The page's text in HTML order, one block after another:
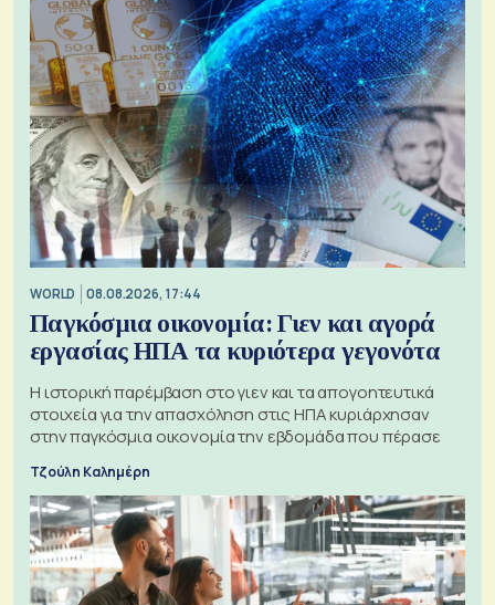
WORLD 08.08.2026, 17:44
Παγκόσμια οικονομία: Γιεν και αγορά
εργασίας ΗΠΑ τα κυριότερα γεγονότα
Η ιστορική παρέμβαση στο γιεν και τα απογοητευτικά
στοιχεία για την απασχόληση στις ΗΠΑ κυριάρχησαν
στην παγκόσμια οικονομία την εβδομάδα που πέρασε
Τζούλη Καλημέρη